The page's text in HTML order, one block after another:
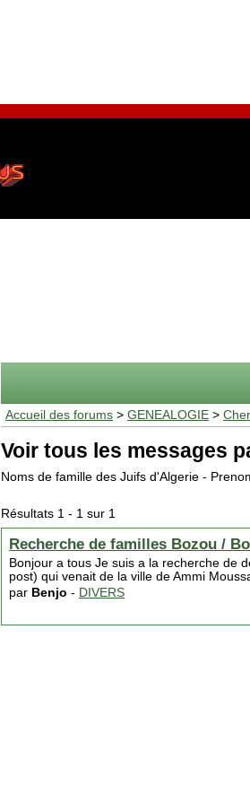
Accueil des forums > GENEALOGIE >
Voir tous les messages
Noms de famille des Juifs d'Algerie -
Résultats 1 - 1 sur 1
Recherche de familles Bozou /
Bonjour a tous Je suis a la recherche de
post) qui venait de la ville de Ammi
par Benjo - DIVERS